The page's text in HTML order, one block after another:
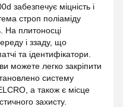
забезпечує міцність і
строп поліаміду
На плитоносці
і ззаду, що
та ідентифікатори.
можете легко закріпити
систему
а також є місце
захисту.